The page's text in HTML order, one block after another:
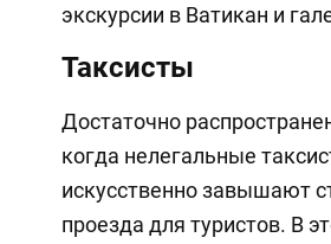
экскурсии в Ватикан и
Таксисты
Достаточно
когда нелегальные
искусственно завышают
проезда для туристов. В